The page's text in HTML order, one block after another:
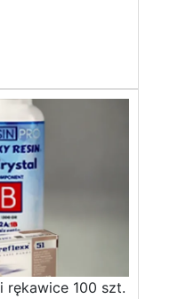
rękawice 100 szt.